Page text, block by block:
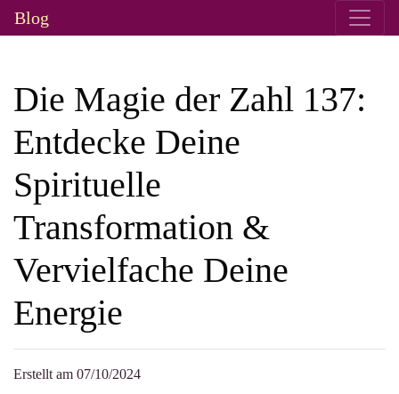
Blog
Die Magie der Zahl 137:
Entdecke Deine
Spirituelle
Transformation &
Vervielfache Deine
Energie
Erstellt am 07/10/2024